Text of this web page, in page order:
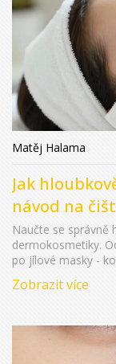
Matěj Halama
Jak
návod na
nečistot
Naučte se správně
dermokosmetiky.
po jílové masky -
Zobrazit více